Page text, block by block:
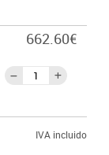
662.60€
IVA incluido